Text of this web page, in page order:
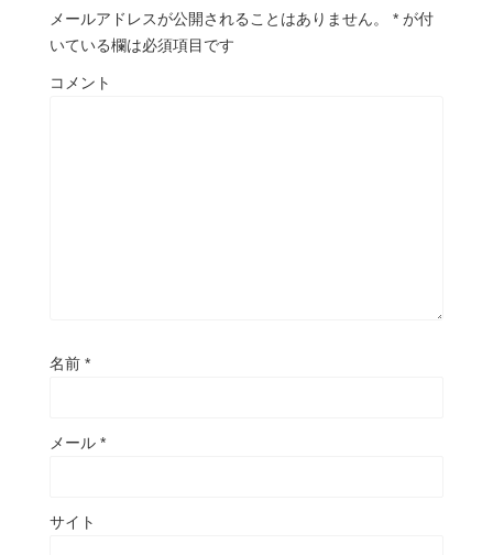
メールアドレスが公開されることはありません。 * が付
いている欄は必須項目です
コメント
名前 *
メール *
サイト